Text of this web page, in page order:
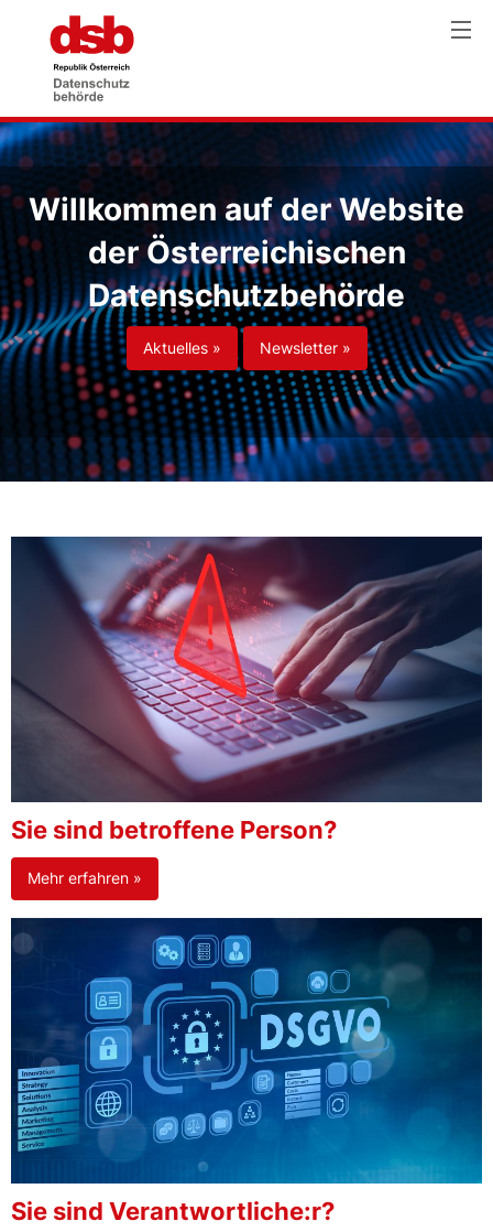
Willkommen auf der Website
der Österreichischen
Datenschutzbehörde
Aktuelles » Newsletter »
Sie sind betroffene Person?
Mehr erfahren »
Sie sind Verantwortliche:r?